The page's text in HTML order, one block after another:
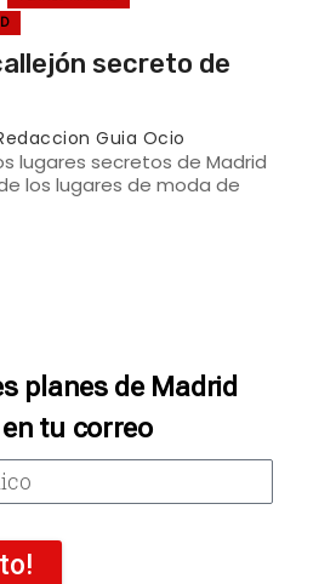
secreto de
Guia Ocio
lugares secretos de Madrid
los lugares de moda de
planes de Madrid
tu correo